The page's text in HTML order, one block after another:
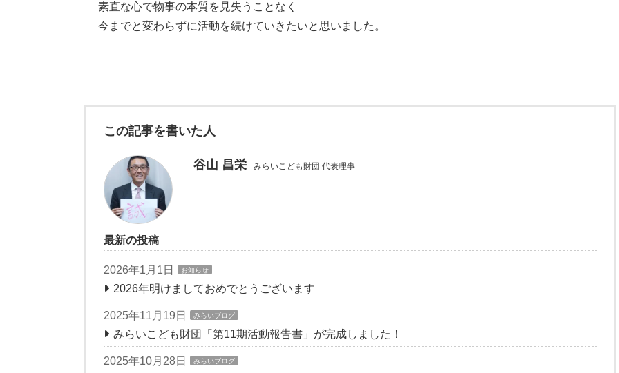
素直な心で物事の本質を見失うことなく
今までと変わらずに活動を続けていきたいと思いました。
この記事を書いた人
谷山 昌栄 みらいこども財団 代表理事
最新の投稿
2026年1月1日 お知らせ
2026年明けましておめでとうございます
2025年11月19日 みらいブログ
みらいこども財団「第11期活動報告書」が完成しました！
2025年10月28日 みらいブログ